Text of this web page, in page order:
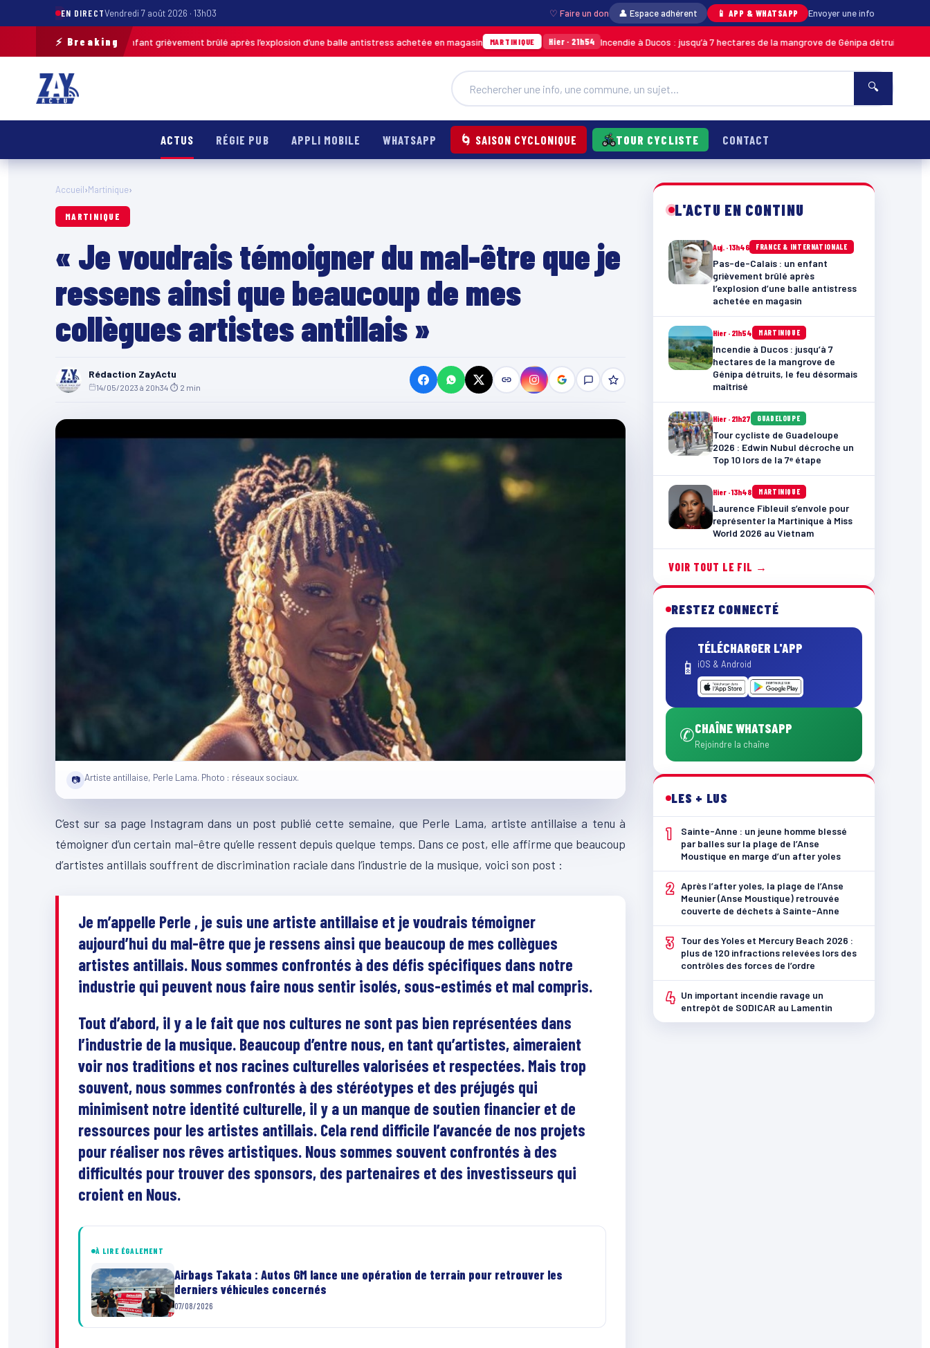
EN DIRECTVendredi 7 août 2026 · 13h03 ♡ Faire un don 👤 Espace adhérent 📱 APP & WHATSAPP Envoyer une info
⚡ Breaking
de-Calais : un enfant grièvement brûlé après l’explosion d’une balle antistress achetée en magasin MARTINIQUE Hier · 21h54 Incendie à Ducos : jusqu’à 7 hectares de la mangrove de Génipa détruits, le feu
🔍
ACTUS RÉGIE PUB APPLI MOBILE WHATSAPP 🌀 SAISON CYCLONIQUE TOUR CYCLISTE CONTACT
Accueil›Martinique›
MARTINIQUE
« Je voudrais témoigner du mal-être que je
ressens ainsi que beaucoup de mes
collègues artistes antillais »
Rédaction ZayActu
14/05/2023 à 20h34 ⏱ 2 min
📷 Artiste antillaise, Perle Lama. Photo : réseaux sociaux.
C’est sur sa page Instagram dans un post publié cette semaine, que Perle Lama, artiste antillaise a tenu à
témoigner d’un certain mal-être qu’elle ressent depuis quelque temps. Dans ce post, elle affirme que beaucoup
d’artistes antillais souffrent de discrimination raciale dans l’industrie de la musique, voici son post :
Je m’appelle Perle , je suis une artiste antillaise et je voudrais témoigner
aujourd’hui du mal-être que je ressens ainsi que beaucoup de mes collègues
artistes antillais. Nous sommes confrontés à des défis spécifiques dans notre
industrie qui peuvent nous faire nous sentir isolés, sous-estimés et mal compris.
Tout d’abord, il y a le fait que nos cultures ne sont pas bien représentées dans
l’industrie de la musique. Beaucoup d’entre nous, en tant qu’artistes, aimeraient
voir nos traditions et nos racines culturelles valorisées et respectées. Mais trop
souvent, nous sommes confrontés à des stéréotypes et des préjugés qui
minimisent notre identité culturelle, il y a un manque de soutien financier et de
ressources pour les artistes antillais. Cela rend difficile l’avancée de nos projets
pour réaliser nos rêves artistiques. Nous sommes souvent confrontés à des
difficultés pour trouver des sponsors, des partenaires et des investisseurs qui
croient en Nous.
À LIRE ÉGALEMENT
Airbags Takata : Autos GM lance une opération de terrain pour retrouver les
derniers véhicules concernés
07/08/2026
L'ACTU EN CONTINU
Auj. · 13h46 FRANCE & INTERNATIONALE
Pas-de-Calais : un enfant
grièvement brûlé après
l’explosion d’une balle antistress
achetée en magasin
Hier · 21h54 MARTINIQUE
Incendie à Ducos : jusqu’à 7
hectares de la mangrove de
Génipa détruits, le feu désormais
maîtrisé
Hier · 21h27 GUADELOUPE
Tour cycliste de Guadeloupe
2026 : Edwin Nubul décroche un
Top 10 lors de la 7ᵉ étape
Hier · 13h48 MARTINIQUE
Laurence Fibleuil s’envole pour
représenter la Martinique à Miss
World 2026 au Vietnam
VOIR TOUT LE FIL →
RESTEZ CONNECTÉ
📱
TÉLÉCHARGER L'APP
iOS & Android
✆CHAÎNE WHATSAPP
Rejoindre la chaîne
LES + LUS
1
Sainte-Anne : un jeune homme blessé
par balles sur la plage de l’Anse
Moustique en marge d’un after yoles
2 Après l’after yoles, la plage de l’Anse
Meunier (Anse Moustique) retrouvée
couverte de déchets à Sainte-Anne
3
Tour des Yoles et Mercury Beach 2026 :
plus de 120 infractions relevées lors des
contrôles des forces de l’ordre
4 Un important incendie ravage un
entrepôt de SODICAR au Lamentin